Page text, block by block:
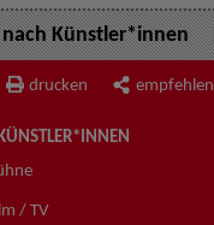
nach Künstler*innen
drucken empfehlen
/ TV